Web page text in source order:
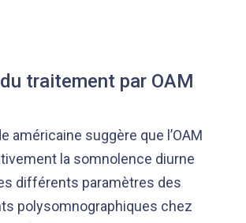
traitement par OAM
américaine suggère que l’OAM
la somnolence diurne
différents paramètres des
polysomnographiques chez